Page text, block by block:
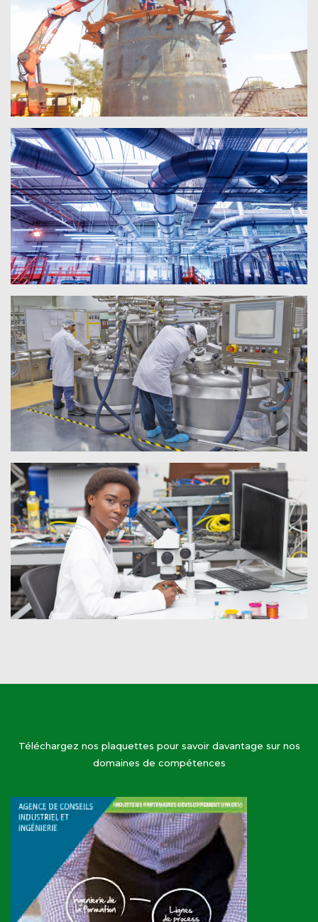
Téléchargez nos plaquettes pour savoir davantage sur nos
domaines de compétences